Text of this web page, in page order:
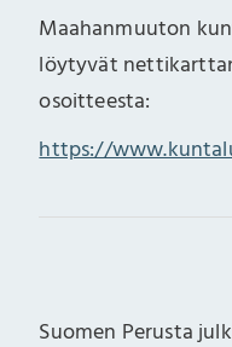
Maahanmuuton
löytyvät
osoitteesta:
https://
Suomen Perusta